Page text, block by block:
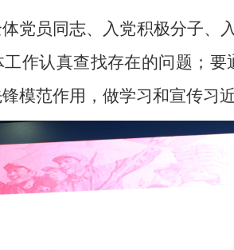
党员同志、入党积极分子、
作认真查找存在的问题；
模范作用，做学习和宣传习